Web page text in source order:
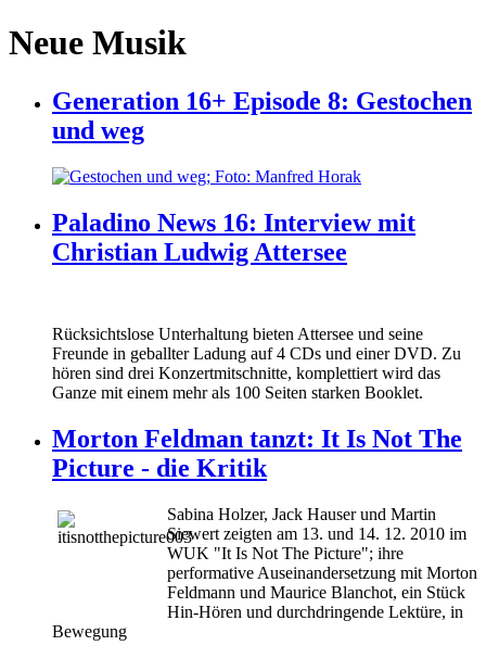
Neue Musik
Generation 16+ Episode 8: Gestochen
und weg
Paladino News 16: Interview mit
Christian Ludwig Attersee
Rücksichtslose Unterhaltung bieten Attersee und seine
Freunde in geballter Ladung auf 4 CDs und einer DVD. Zu
hören sind drei Konzertmitschnitte, komplettiert wird das
Ganze mit einem mehr als 100 Seiten starken Booklet.
Morton Feldman tanzt: It Is Not The
Picture - die Kritik
Sabina Holzer, Jack Hauser und Martin
Siewert zeigten am 13. und 14. 12. 2010 im
WUK "It Is Not The Picture"; ihre
performative Auseinandersetzung mit Morton
Feldmann und Maurice Blanchot, ein Stück
Hin-Hören und durchdringende Lektüre, in
Bewegung